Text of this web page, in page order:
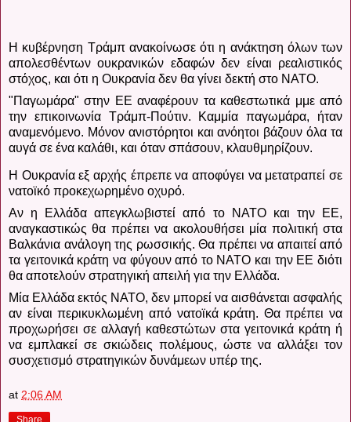
Η κυβέρνηση Τράμπ ανακοίνωσε ότι η ανάκτηση όλων των
απολεσθέντων ουκρανικών εδαφών δεν είναι ρεαλιστικός
στόχος, και ότι η Ουκρανία δεν θα γίνει δεκτή στο ΝΑΤΟ.
"Παγωμάρα" στην ΕΕ αναφέρουν τα καθεστωτικά μμε από
την επικοινωνία Τράμπ-Πούτιν. Καμμία παγωμάρα, ήταν
αναμενόμενο. Μόνον ανιστόρητοι και ανόητοι βάζουν όλα τα
αυγά σε ένα καλάθι, και όταν σπάσουν, κλαυθμηρίζουν.
Η Ουκρανία εξ αρχής έπρεπε να αποφύγει να μετατραπεί σε
νατοϊκό προκεχωρημένο οχυρό.
Αν η Ελλάδα απεγκλωβιστεί από το ΝΑΤΟ και την ΕΕ,
αναγκαστικώς θα πρέπει να ακολουθήσει μία πολιτική στα
Βαλκάνια ανάλογη της ρωσσικής. Θα πρέπει να απαιτεί από
τα γειτονικά κράτη να φύγουν από το ΝΑΤΟ και την ΕΕ διότι
θα αποτελούν στρατηγική απειλή για την Ελλάδα.
Μία Ελλάδα εκτός ΝΑΤΟ, δεν μπορεί να αισθάνεται ασφαλής
αν είναι περικυκλωμένη από νατοϊκά κράτη. Θα πρέπει να
προχωρήσει σε αλλαγή καθεστώτων στα γειτονικά κράτη ή
να εμπλακεί σε σκιώδεις πολέμους, ώστε να αλλάξει τον
συσχετισμό στρατηγικών δυνάμεων υπέρ της.
at 2:06 AM
Share